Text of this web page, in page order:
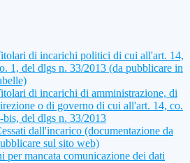
di incarichi politici di cui all'art. 14,
1, del dlgs n. 33/2013 (da pubblicare in
di incarichi di amministrazione, di
o di governo di cui all'art. 14, co.
bis, del dlgs n. 33/2013
dall'incarico (documentazione da
sul sito web)
per mancata comunicazione dei dati